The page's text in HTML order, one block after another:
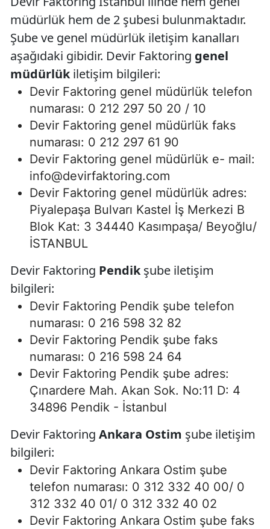
müdürlük hem de 2 şubesi bulunmaktadır.
Şube ve genel müdürlük iletişim kanalları
aşağıdaki gibidir. Devir Faktoring genel
müdürlükiletişim bilgileri:
Devir Faktoring genel müdürlük telefon
numarası: 0 212 297 50 20 / 10
Devir Faktoring genel müdürlük faks
numarası: 0 212 297 61 90
Devir Faktoring genel müdürlük e- mail:
info@devirfaktoring.com
Devir Faktoring genel müdürlük adres:
Piyalepaşa Bulvarı Kastel İş Merkezi B
Blok Kat: 3 34440 Kasımpaşa/ Beyoğlu/
İSTANBUL
Devir Faktoring Pendikşube iletişim
bilgileri:
Devir Faktoring Pendik şube telefon
numarası: 0 216 598 32 82
Devir Faktoring Pendik şube faks
numarası: 0 216 598 24 64
Devir Faktoring Pendik şube adres:
Çınardere Mah. Akan Sok. No:11 D: 4
34896 Pendik - İstanbul
Devir Faktoring Ankara Ostim şube iletişim
bilgileri:
Devir Faktoring Ankara Ostim şube
telefon numarası: 0 312 332 40 00/ 0
312 332 40 01/ 0 312 332 40 02
Devir Faktoring Ankara Ostim şube faks